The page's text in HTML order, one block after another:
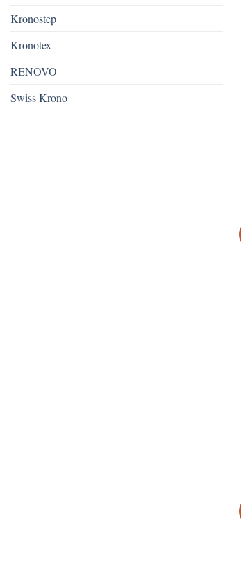
Kronostep
Kronotex
RENOVO
Swiss Krono